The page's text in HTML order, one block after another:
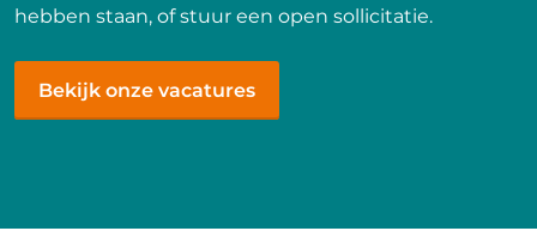
hebben staan, of stuur een open sollicitatie.
Bekijk onze vacatures